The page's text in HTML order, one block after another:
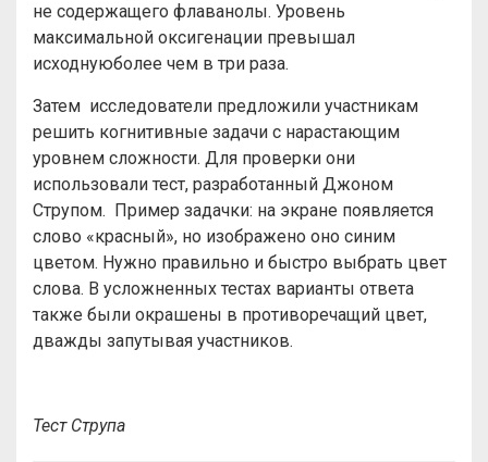
не содержащего флаванолы. Уровень
максимальной оксигенации превышал
исходнуюболее чем в три раза.
Затем исследователи предложили участникам
решить когнитивные задачи с нарастающим
уровнем сложности. Для проверки они
использовали тест, разработанный Джоном
Струпом. Пример задачки: на экране появляется
слово «красный», но изображено оно синим
цветом. Нужно правильно и быстро выбрать цвет
слова. В усложненных тестах варианты ответа
также были окрашены в противоречащий цвет,
дважды запутывая участников.
Тест Струпа